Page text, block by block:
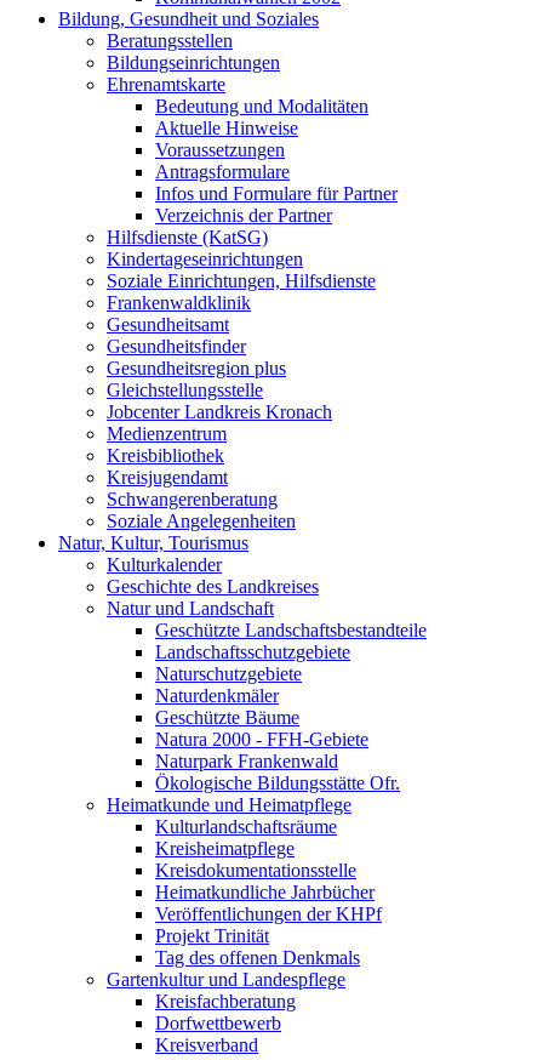
Bildung, Gesundheit und Soziales
Beratungsstellen
Bildungseinrichtungen
Ehrenamtskarte
Bedeutung und Modalitäten
Aktuelle Hinweise
Voraussetzungen
Antragsformulare
Infos und Formulare für Partner
Verzeichnis der Partner
Hilfsdienste (KatSG)
Kindertageseinrichtungen
Soziale Einrichtungen, Hilfsdienste
Frankenwaldklinik
Gesundheitsamt
Gesundheitsfinder
Gesundheitsregion plus
Gleichstellungsstelle
Jobcenter Landkreis Kronach
Medienzentrum
Kreisbibliothek
Kreisjugendamt
Schwangerenberatung
Soziale Angelegenheiten
Natur, Kultur, Tourismus
Kulturkalender
Geschichte des Landkreises
Natur und Landschaft
Geschützte Landschaftsbestandteile
Landschaftsschutzgebiete
Naturschutzgebiete
Naturdenkmäler
Geschützte Bäume
Natura 2000 - FFH-Gebiete
Naturpark Frankenwald
Ökologische Bildungsstätte Ofr.
Heimatkunde und Heimatpflege
Kulturlandschaftsräume
Kreisheimatpflege
Kreisdokumentationsstelle
Heimatkundliche Jahrbücher
Veröffentlichungen der KHPf
Projekt Trinität
Tag des offenen Denkmals
Gartenkultur und Landespflege
Kreisfachberatung
Dorfwettbewerb
Kreisverband